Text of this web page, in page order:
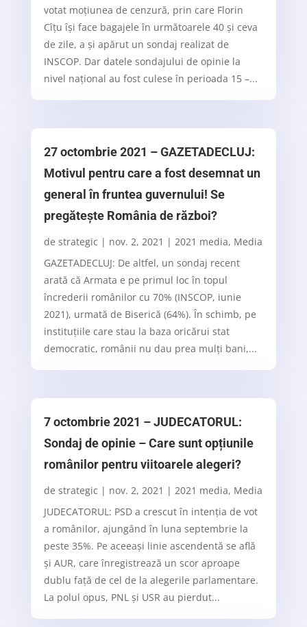
votat moțiunea de cenzură, prin care Florin
Cîțu își face bagajele în următoarele 40 și ceva
de zile, a și apărut un sondaj realizat de
INSCOP. Dar datele sondajului de opinie la
nivel național au fost culese în perioada 15 –...
27 octombrie 2021 – GAZETADECLUJ:
Motivul pentru care a fost desemnat un
general în fruntea guvernului! Se
pregătește România de război?
de strategic | nov. 2, 2021 | 2021 media, Media
GAZETADECLUJ: De altfel, un sondaj recent
arată că Armata e pe primul loc în topul
încrederii românilor cu 70% (INSCOP, iunie
2021), urmată de Biserică (64%). În schimb, pe
instituțiile care stau la baza oricărui stat
democratic, românii nu dau prea mulți bani,...
7 octombrie 2021 – JUDECATORUL:
Sondaj de opinie – Care sunt opțiunile
românilor pentru viitoarele alegeri?
de strategic | nov. 2, 2021 | 2021 media, Media
JUDECATORUL: PSD a crescut în intenţia de vot
a românilor, ajungând în luna septembrie la
peste 35%. Pe aceeaşi linie ascendentă se află
şi AUR, care înregistrează un scor aproape
dublu faţă de cel de la alegerile parlamentare.
La polul opus, PNL şi USR au pierdut...